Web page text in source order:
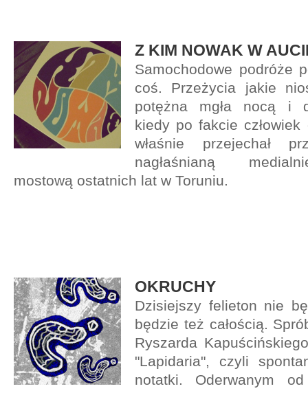
Z KIM NOWAK W
Samochodowe podróże
coś. Przeżycia jakie
potężna mgła nocą i
kiedy po fakcie
właśnie przejechał
nagłaśnianą
mostową ostatnich lat w Toruniu.
OKRUCHY
Dzisiejszy felieton nie
będzie też całością.
Ryszarda
"Lapidaria", czyli
notatki. Oderwanym